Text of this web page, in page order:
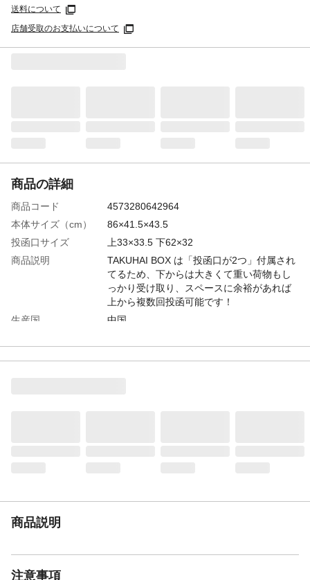
送料について
店舗受取のお支払いについて
商品の詳細
商品コード
4573280642964
本体サイズ（cm）
86×41.5×43.5
投函口サイズ
上33×33.5 下62×32
商品説明
TAKUHAI BOX は「投函口が2つ」付属され
てるため、下からは大きくて重い荷物もし
っかり受け取り、スペースに余裕があれば
上から複数回投函可能です！
生産国
中国
商品説明
注意事項